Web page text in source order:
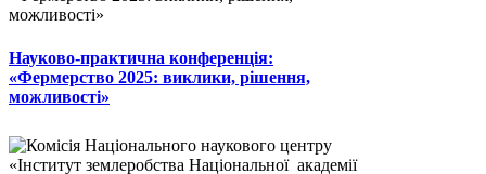
Науково-практична конференція:
«Фермерство 2025: виклики, рішення,
можливості»